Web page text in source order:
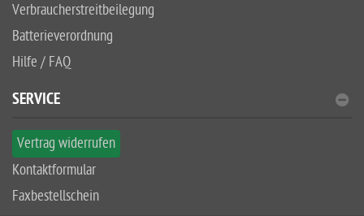
Verbraucherstreitbeilegung
Batterieverordnung
Hilfe / FAQ
SERVICE
Vertrag widerrufen
Kontaktformular
Faxbestellschein